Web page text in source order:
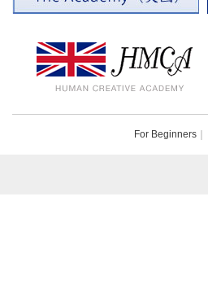
For Beginners ｜